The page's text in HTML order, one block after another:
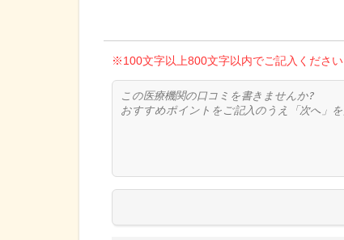
※100文字以上800文字以内でご記入ください